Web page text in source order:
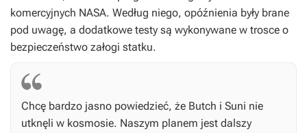
komercyjnych NASA. Według niego, opóźnienia były brane
pod uwagę, a dodatkowe testy są wykonywane w trosce o
bezpieczeństwo załogi statku.
Chcę bardzo jasno powiedzieć, że Butch i Suni nie
utknęli w kosmosie. Naszym planem jest dalszy